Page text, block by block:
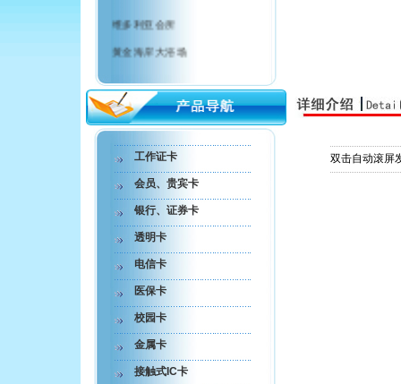
维多利亚会所
黄金海岸大浴场
巢湖市政府餐厅
锦江国际大酒店
后宫国际俱乐部
全球通车主服务
真锅咖啡
宝马会酒吧
巢湖金碧辉煌俱乐部
豹皇鞋
南艳湾
工作证卡
会员、贵宾卡
银行、证券卡
透明卡
电信卡
医保卡
校园卡
金属卡
接触式IC卡
双击自动滚屏